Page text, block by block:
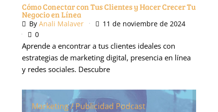
Cómo Conectar con Tus Clientes y Hacer Crecer Tu
Negocio en Línea
By Anali Malaver
11 de noviembre de 2024
0
Aprende a encontrar a tus clientes ideales con
estrategias de marketing digital, presencia en línea
y redes sociales. Descubre
Marketing / Publicidad Podcast